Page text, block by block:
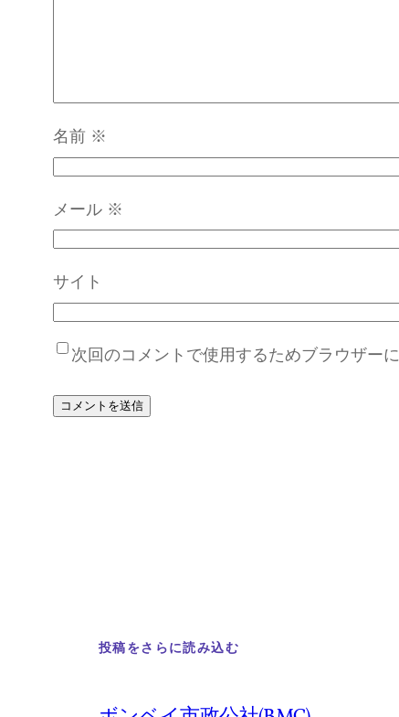
名前 ※
メール ※
サイト
次回のコメントで使用するためブラウザー
投稿をさらに読み込む